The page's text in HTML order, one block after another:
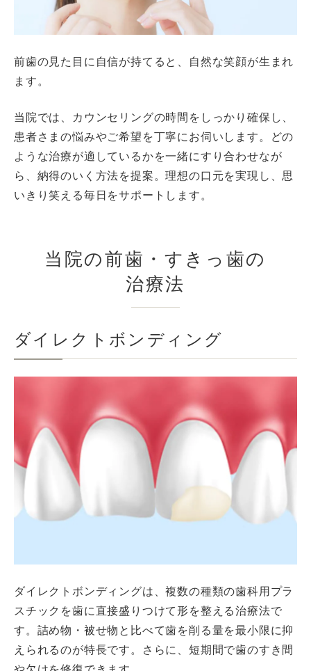
前歯の見た目に自信が持てると、自然な笑顔が生まれ
ます。
当院では、カウンセリングの時間をしっかり確保し、
患者さまの悩みやご希望を丁寧にお伺いします。どの
ような治療が適しているかを一緒にすり合わせなが
ら、納得のいく方法を提案。理想の口元を実現し、思
いきり笑える毎日をサポートします。
当院の前歯・すきっ歯の
治療法
ダイレクトボンディング
ダイレクトボンディングは、複数の種類の歯科用プラ
スチックを歯に直接盛りつけて形を整える治療法で
す。詰め物・被せ物と比べて歯を削る量を最小限に抑
えられるのが特長です。さらに、短期間で歯のすき間